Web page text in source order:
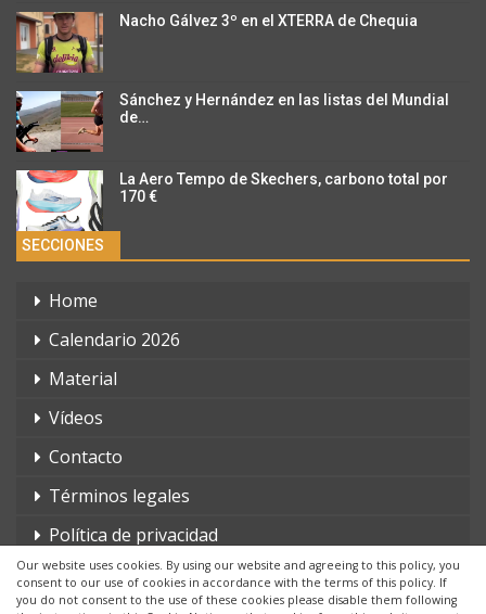
Our website uses cookies. By using our website and agreeing to this policy, you
consent to our use of cookies in accordance with the terms of this policy. If
you do not consent to the use of these cookies please disable them following
Nacho Gálvez 3º en el XTERRA de Chequia
Sánchez y Hernández en las listas del Mundial
de…
La Aero Tempo de Skechers, carbono total por
170 €
SECCIONES
Home
Calendario 2026
Material
Vídeos
Contacto
Términos legales
Política de privacidad